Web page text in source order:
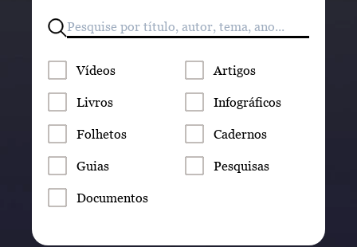
Vídeos Artigos
Livros Infográficos
Folhetos Cadernos
Guias Pesquisas
Documentos